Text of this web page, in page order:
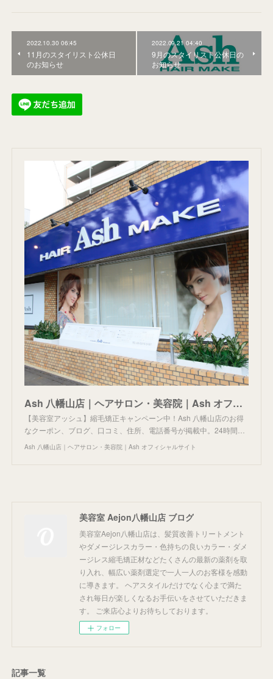
2022.10.30 06:45
11月のスタイリスト公休日
のお知らせ
2022.09.21 04:40
9月のスタイリスト公休日の
お知らせ
Ash 八幡山店｜ヘアサロン・美容院｜Ash オフィシャルサイト
【美容室アッシュ】縮毛矯正キャンペーン中！Ash 八幡山店のお得
なクーポン、ブログ、口コミ、住所、電話番号が掲載中。24時間…
Ash 八幡山店｜ヘアサロン・美容院｜Ash オフィシャルサイト
美容室 Aejon八幡山店 ブログ
美容室Aejon八幡山店は、髪質改善トリートメント
やダメージレスカラー・色持ちの良いカラー・ダメ
ージレス縮毛矯正材などたくさんの最新の薬剤を取
り入れ、幅広い薬剤選定で一人一人のお客様を感動
に導きます。 ヘアスタイルだけでなく心まで満た
され毎日が楽しくなるお手伝いをさせていただきま
す。 ご来店心よりお待ちしております。
フォロー
記事一覧